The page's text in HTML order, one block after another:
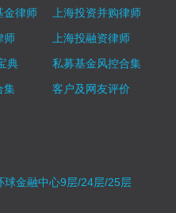
金律师
上海投资并购律师
师
上海投融资律师
典
私募基金风控合集
集
客户及网友评价
金融中心9层/24层/25层